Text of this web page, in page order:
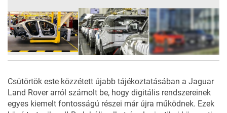
Csütörtök este közzétett újabb tájékoztatásában a Jaguar
Land Rover arról számolt be, hogy digitális rendszereinek
egyes kiemelt fontosságú részei már újra működnek. Ezek